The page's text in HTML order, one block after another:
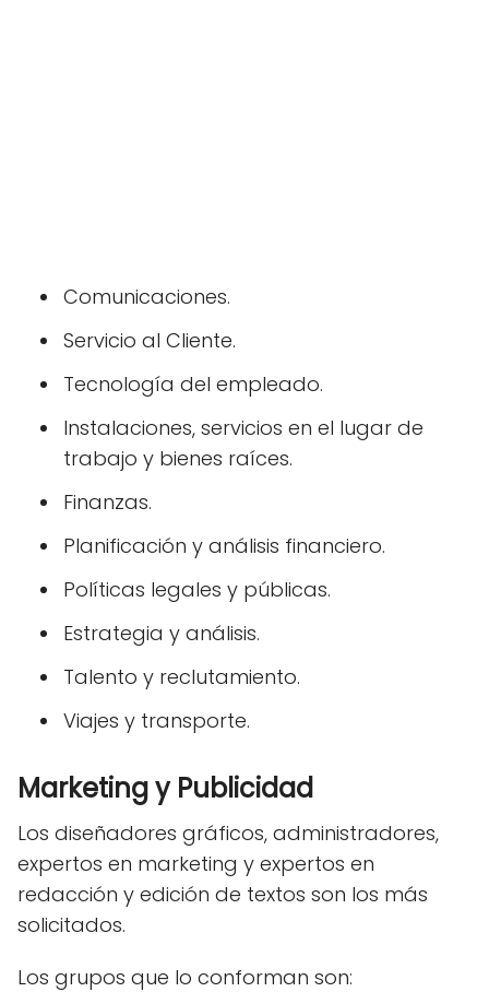
Comunicaciones.
Servicio al Cliente.
Tecnología del empleado.
Instalaciones, servicios en el lugar de
trabajo y bienes raíces.
Finanzas.
Planificación y análisis financiero.
Políticas legales y públicas.
Estrategia y análisis.
Talento y reclutamiento.
Viajes y transporte.
Marketing y Publicidad
Los diseñadores gráficos, administradores,
expertos en marketing y expertos en
redacción y edición de textos son los más
solicitados.
Los grupos que lo conforman son: